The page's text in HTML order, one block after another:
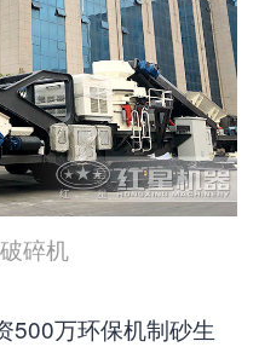
碎机
500万环保机制砂生